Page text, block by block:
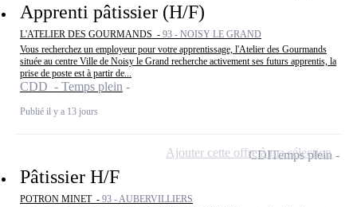
Apprenti pâtissier (H/F)
L'ATELIER DES GOURMANDS - 93 - NOISY LE GRAND
Vous recherchez un employeur pour votre apprentissage, l'Atelier des Gourmands
située au centre Ville de Noisy le Grand recherche activement ses futurs apprentis, la
prise de poste est à partir de...
CDD - Temps plein
Publié il y a 13 jours
Pâtissier H/F
POTRON MINET - 93 - AUBERVILLIERS
CDITemps plein
Ajouter cette offre à ma sélection